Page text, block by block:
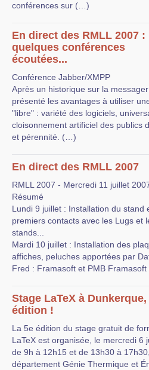
conférences sur (…)
En direct des RMLL 2007 :
quelques conférences
écoutées...
Conférence Jabber/XMPP
Après un historique sur la
présenté les avantages à utiliser
"libre" : variété des logiciels,
cloisonnement artificiel des publics
et pérennité. (…)
En direct des RMLL 2007
RMLL 2007 - Mercredi 11 juillet
Résumé
Lundi 9 juillet : Installation du stand
premiers contacts avec les Lugs et
stands...
Mardi 10 juillet : Installation des
affiches, peluches apportées par
Fred : Framasoft et PMB
Stage LaTeX à Dunkerque,
édition !
La 5e édition du stage gratuit de
LaTeX est organisée, le mercredi 6
de 9h à 12h15 et de 13h30 à
département Génie Thermique et